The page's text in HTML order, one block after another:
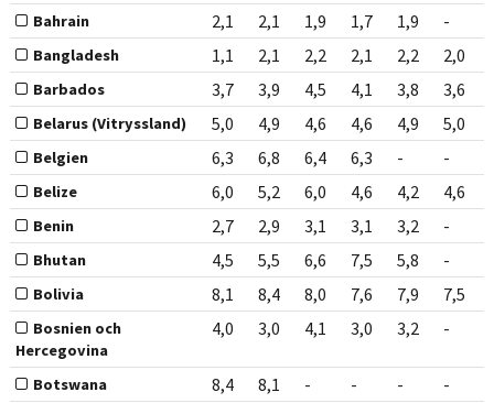
Bahrain 2,1 2,1 1,9 1,7 1,9 -
Bangladesh 1,1 2,1 2,2 2,1 2,2 2,0
Barbados 3,7 3,9 4,5 4,1 3,8 3,6
Belarus (Vitryssland) 5,0 4,9 4,6 4,6 4,9 5,0
Belgien 6,3 6,8 6,4 6,3 - -
Belize 6,0 5,2 6,0 4,6 4,2 4,6
Benin 2,7 2,9 3,1 3,1 3,2 -
Bhutan 4,5 5,5 6,6 7,5 5,8 -
Bolivia 8,1 8,4 8,0 7,6 7,9 7,5
Bosnien och
Hercegovina
4,0 3,0 4,1 3,0 3,2 -
Botswana 8,4 8,1 - - - -